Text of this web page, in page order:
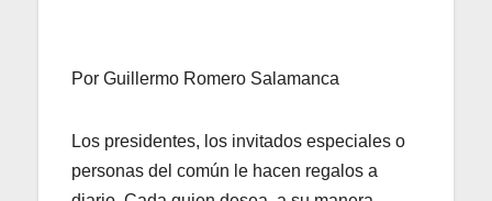
Por Guillermo Romero Salamanca
Los presidentes, los invitados especiales o
personas del común le hacen regalos a